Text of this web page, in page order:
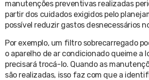
manutenções preventivas realizadas
partir dos cuidados exigidos pelo
possível reduzir gastos desnecessários
Por exemplo, um filtro sobrecarregado
o aparelho de ar condicionado queime a
precisará trocá-lo. Quando as
são realizadas, isso faz com que a